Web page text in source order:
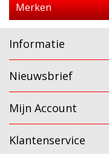
Merken
Informatie
Nieuwsbrief
Mijn Account
Klantenservice